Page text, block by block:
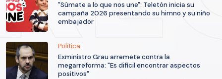
"Súmate a lo que nos une": Teletón inicia su
campaña 2026 presentando su himno y su niño
embajador
Política
Exministro Grau arremete contra la
megarreforma: "Es difícil encontrar aspectos
positivos"